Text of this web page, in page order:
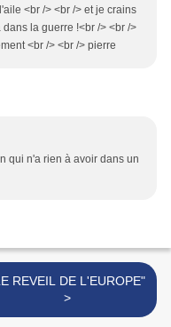
<br /> <br /> et je crains
la guerre !<br /> <br />
<br /> <br /> pierre
qui n'a rien à avoir dans un
REVEIL DE L'EUROPE"
>